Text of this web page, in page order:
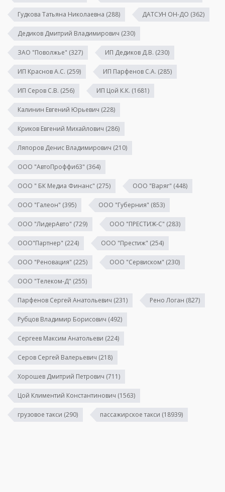
Гудкова Татьяна Николаевна (288) ДАТСУН ОН-ДО (362)
Дедиков Дмитрий Владимирович (230)
ЗАО "Поволжье" (327) ИП Дедиков Д.В. (230)
ИП Краснов А.С. (259) ИП Парфенов С.А. (285)
ИП Серов С.В. (256) ИП Цой К.К. (1681)
Калинин Евгений Юрьевич (228)
Криков Евгений Михайлович (286)
Ляпоров Денис Владимирович (210)
ООО "АвтоПроффи63" (364)
ООО " БК Медиа Финанс" (275) ООО "Варяг" (448)
ООО "Галеон" (395) ООО "Губерния" (853)
ООО "ЛидерАвто" (729) ООО "ПРЕСТИЖ-С" (283)
ООО"Партнер" (224) ООО "Престиж" (254)
ООО "Реновация" (225) ООО "Сервиском" (230)
ООО "Телеком-Д" (255)
Парфенов Сергей Анатольевич (231) Рено Логан (827)
Рубцов Владимир Борисович (492)
Сергеев Максим Анатольеви (224)
Серов Сергей Валерьевич (218)
Хорошев Дмитрий Петрович (711)
Цой Климентий Константинович (1563)
грузовое такси (290) пассажирское такси (18939)